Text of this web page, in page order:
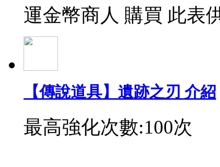
運金幣商人 購買 此表
【傳說道具】遺跡之刃 介紹
最高強化次數:100次